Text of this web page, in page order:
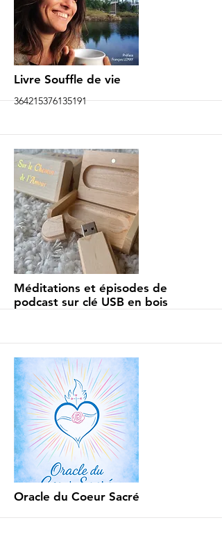
More
Livre Souffle de vie
364215376135191
More
Méditations et épisodes de
podcast sur clé USB en bois
More
Oracle du Coeur Sacré